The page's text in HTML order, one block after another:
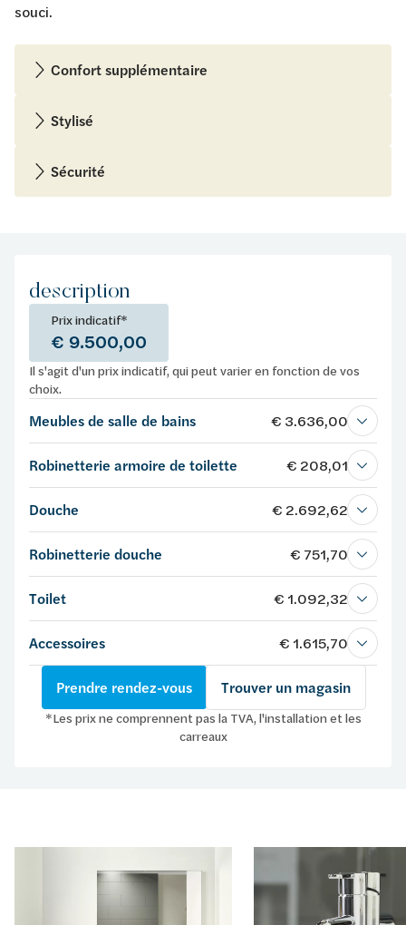
souci.
Confort supplémentaire
Stylisé
Sécurité
description
Prix indicatif*
€ 9.500,00
Il s'agit d'un prix indicatif, qui peut varier en fonction de vos
choix.
Meubles de salle de bains € 3.636,00
Robinetterie armoire de toilette € 208,01
Douche € 2.692,62
Robinetterie douche € 751,70
Toilet € 1.092,32
Accessoires € 1.615,70
Prendre rendez-vous Trouver un magasin
*Les prix ne comprennent pas la TVA, l'installation et les
carreaux